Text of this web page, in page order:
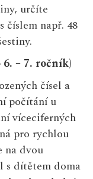
určíte
číslem např. 48
– 7. ročník)
čísel a
počítání u
víceciferných
pro rychlou
na dvou
s dítětem doma